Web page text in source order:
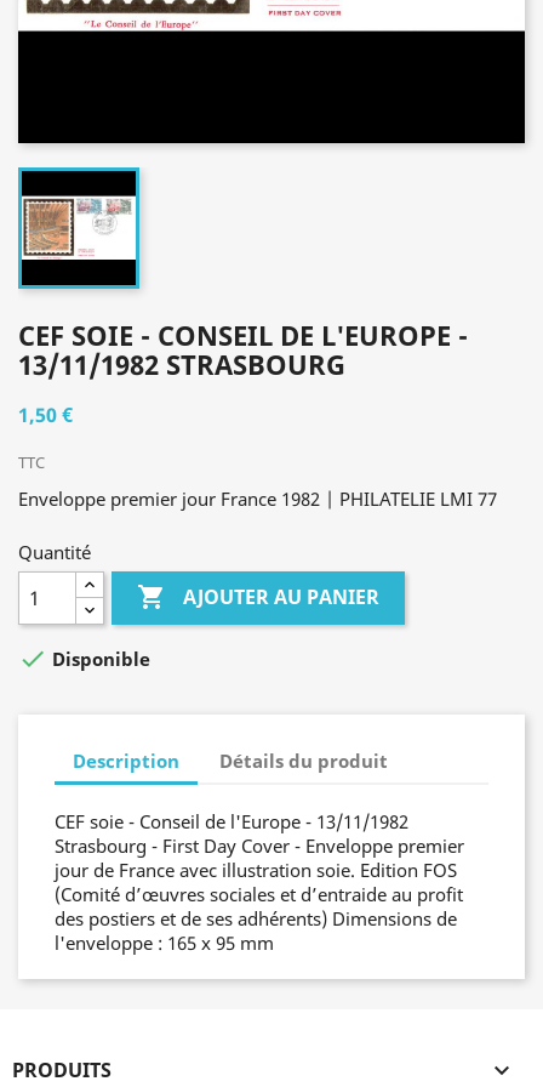
CEF SOIE - CONSEIL DE L'EUROPE -
13/11/1982 STRASBOURG
1,50 €
TTC
Enveloppe premier jour France 1982 | PHILATELIE LMI 77
Quantité
 AJOUTER AU PANIER
 Disponible
Description Détails du produit
CEF soie - Conseil de l'Europe - 13/11/1982
Strasbourg - First Day Cover - Enveloppe premier
jour de France avec illustration soie. Edition FOS
(Comité d’œuvres sociales et d’entraide au profit
des postiers et de ses adhérents) Dimensions de
l'enveloppe : 165 x 95 mm
PRODUITS 